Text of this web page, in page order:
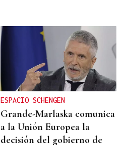
ESPACIO SCHENGEN
Grande-Marlaska comunica
a la Unión Europea la
decisión del gobierno de